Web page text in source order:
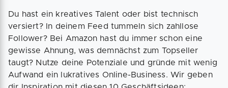
Du hast ein kreatives Talent oder bist technisch
versiert? In deinem Feed tummeln sich zahllose
Follower? Bei Amazon hast du immer schon eine
gewisse Ahnung, was demnächst zum Topseller
taugt? Nutze deine Potenziale und gründe mit wenig
Aufwand ein lukratives Online-Business. Wir geben